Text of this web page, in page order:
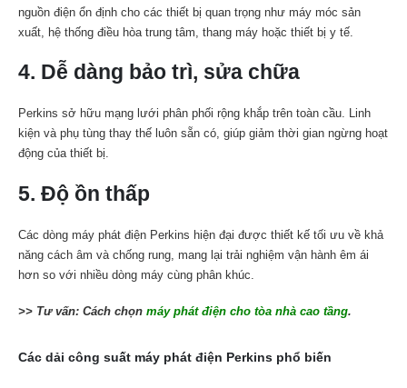
nguồn điện ổn định cho các thiết bị quan trọng như máy móc sản
xuất, hệ thống điều hòa trung tâm, thang máy hoặc thiết bị y tế.
4. Dễ dàng bảo trì, sửa chữa
Perkins sở hữu mạng lưới phân phối rộng khắp trên toàn cầu. Linh
kiện và phụ tùng thay thế luôn sẵn có, giúp giảm thời gian ngừng hoạt
động của thiết bị.
5. Độ ồn thấp
Các dòng máy phát điện Perkins hiện đại được thiết kế tối ưu về khả
năng cách âm và chống rung, mang lại trải nghiệm vận hành êm ái
hơn so với nhiều dòng máy cùng phân khúc.
>> Tư vấn: Cách chọn máy phát điện cho tòa nhà cao tầng.
Các dải công suất máy phát điện Perkins phổ biến